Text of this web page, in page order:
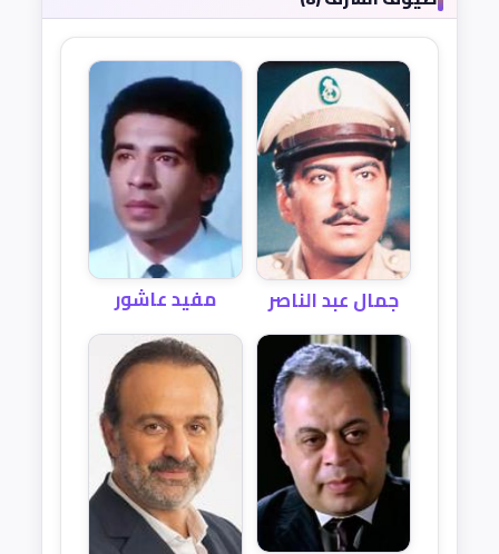
جمال عبد الناصر مفيد عاشور